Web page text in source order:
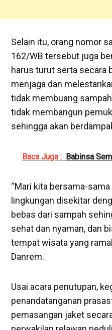
Selain itu, orang nomor
162/WB tersebut juga
harus turut serta secara
menjaga dan
tidak membuang
tidak membangun
sehingga akan
Baca Juga : Babinsa
“Mari kita bersama-
lingkungan disekitar
bebas dari sampah
sehat dan nyaman, dan
tempat wisata yang
Danrem.
Usai acara penutupan,
penandatanganan
pemasangan jaket